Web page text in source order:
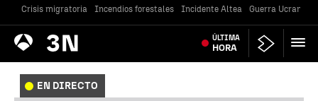
Crisis migratoria Incendios forestales Incidente Altea Guerra Ucrania
Antena
3 Noticias ÚLTIMA
HORA
EN DIRECTO